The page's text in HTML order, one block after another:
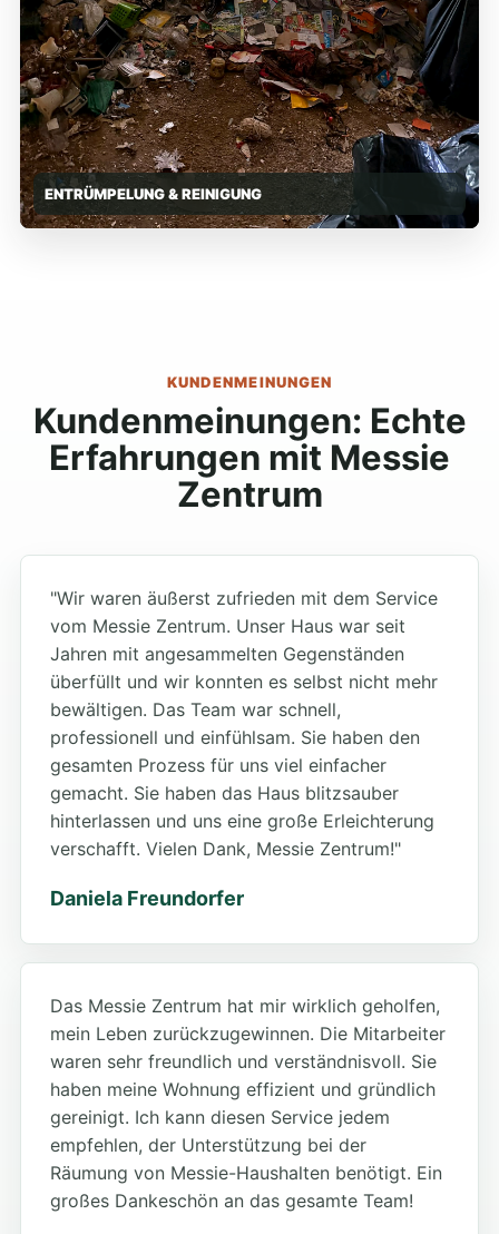
ENTRÜMPELUNG & REINIGUNG
KUNDENMEINUNGEN
Kundenmeinungen: Echte
Erfahrungen mit Messie
Zentrum
"Wir waren äußerst zufrieden mit dem Service
vom Messie Zentrum. Unser Haus war seit
Jahren mit angesammelten Gegenständen
überfüllt und wir konnten es selbst nicht mehr
bewältigen. Das Team war schnell,
professionell und einfühlsam. Sie haben den
gesamten Prozess für uns viel einfacher
gemacht. Sie haben das Haus blitzsauber
hinterlassen und uns eine große Erleichterung
verschafft. Vielen Dank, Messie Zentrum!"
Daniela Freundorfer
Das Messie Zentrum hat mir wirklich geholfen,
mein Leben zurückzugewinnen. Die Mitarbeiter
waren sehr freundlich und verständnisvoll. Sie
haben meine Wohnung effizient und gründlich
gereinigt. Ich kann diesen Service jedem
empfehlen, der Unterstützung bei der
Räumung von Messie-Haushalten benötigt. Ein
großes Dankeschön an das gesamte Team!